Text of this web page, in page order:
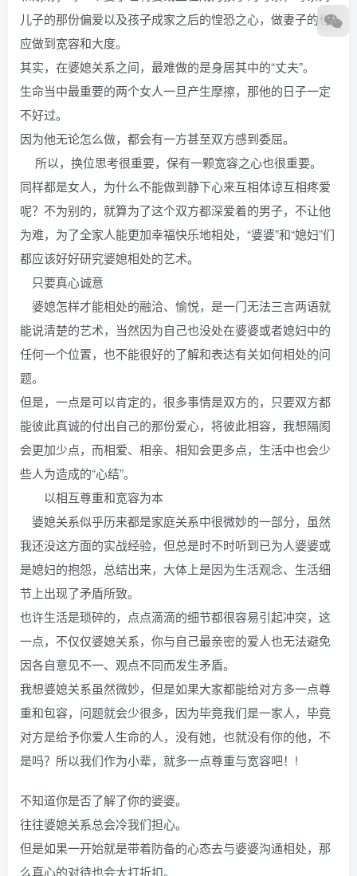
儿子的那份偏爱以及孩子成家之后的惶恐之心，做妻子的也
应做到宽容和大度。
其实，在婆媳关系之间，最难做的是身居其中的“丈夫”。
生命当中最重要的两个女人一旦产生摩擦，那他的日子一定
不好过。
因为他无论怎么做，都会有一方甚至双方感到委屈。
所以，换位思考很重要，保有一颗宽容之心也很重要。
同样都是女人，为什么不能做到静下心来互相体谅互相疼爱
呢？不为别的，就算为了这个双方都深爱着的男子，不让他
为难，为了全家人能更加幸福快乐地相处，“婆婆”和“媳妇”们
都应该好好研究婆媳相处的艺术。
只要真心诚意
婆媳怎样才能相处的融洽、愉悦，是一门无法三言两语就
能说清楚的艺术，当然因为自己也没处在婆婆或者媳妇中的
任何一个位置，也不能很好的了解和表达有关如何相处的问
题。
但是，一点是可以肯定的，很多事情是双方的，只要双方都
能彼此真诚的付出自己的那份爱心，将彼此相容，我想隔阂
会更加少点，而相爱、相亲、相知会更多点，生活中也会少
些人为造成的“心结”。
以相互尊重和宽容为本
婆媳关系似乎历来都是家庭关系中很微妙的一部分，虽然
我还没这方面的实战经验，但总是时不时听到已为人婆婆或
是媳妇的抱怨，总结出来，大体上是因为生活观念、生活细
节上出现了矛盾所致。
也许生活是琐碎的，点点滴滴的细节都很容易引起冲突，这
一点，不仅仅婆媳关系，你与自己最亲密的爱人也无法避免
因各自意见不一、观点不同而发生矛盾。
我想婆媳关系虽然微妙，但是如果大家都能给对方多一点尊
重和包容，问题就会少很多，因为毕竟我们是一家人，毕竟
对方是给予你爱人生命的人，没有她，也就没有你的他，不
是吗？所以我们作为小辈，就多一点尊重与宽容吧！!
不知道你是否了解了你的婆婆。
往往婆媳关系总会冷我们担心。
但是如果一开始就是带着防备的心态去与婆婆沟通相处，那
么真心的对待也会大打折扣。